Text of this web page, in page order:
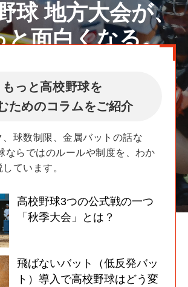
球 地方大会が、
と面白くなる。
もっと高校野球を
ためのコラムをご紹介
、球数制限、金属バットの話な
ならではのルールや制度を、わか
ています。
高校野球3つの公式戦の一つ
「秋季大会」とは？
飛ばないバット（低反発バッ
ト）導入で高校野球はどう変